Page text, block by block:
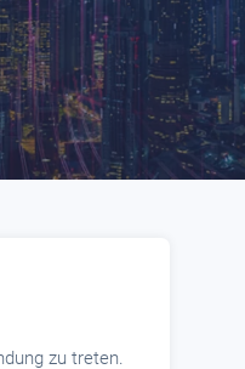
zu treten.